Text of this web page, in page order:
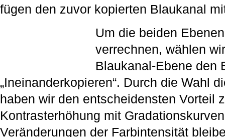
fügen den zuvor kopierten Blaukanal
Um die beiden
verrechnen, wählen
Blaukanal-Ebene den
„Ineinanderkopieren“. Durch die Wahl
haben wir den entscheidensten Vorteil
Kontrasterhöhung mit
Veränderungen der Farbintensität